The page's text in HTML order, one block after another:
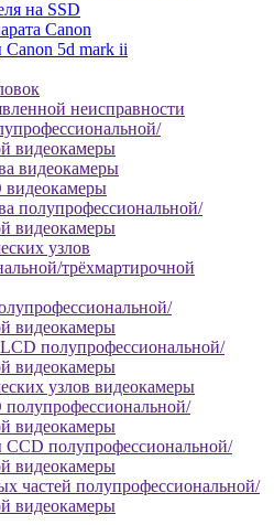
на SSD
Canon
5d mark ii
неисправности
видеокамеры
видеокамеры
полупрофессиональной/
видеокамеры
узлов
трёхмартирочной
видеокамеры
полупрофессиональной/
видеокамеры
узлов видеокамеры
видеокамеры
полупрофессиональной/
видеокамеры
частей полупрофессиональной/
видеокамеры